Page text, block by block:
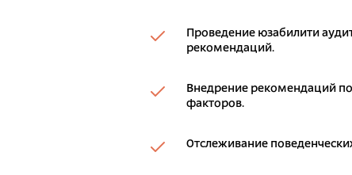
Проведение юзабилити
рекомендаций.
Внедрение рекомендаций
факторов.
Отслеживание